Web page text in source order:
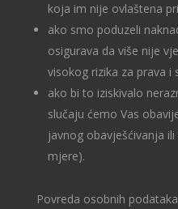
koja im nije ovlaštena
ako smo poduzeli
osigurava da više nije
visokog rizika za prava i
ako bi to iziskivalo
slučaju ćemo Vas
javnog obavješćivanja
mjere).
Povreda osobnih